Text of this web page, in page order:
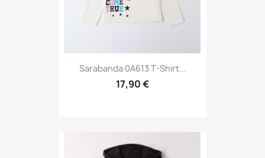
Sarabanda 0A613 T-Shirt...
17,90 €